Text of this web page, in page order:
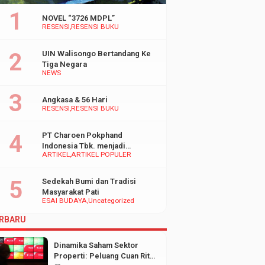
RESENSI RESENSI BUKU
NOVEL “3726 MDPL”
NEWS
UIN Walisongo Bertandang Ke
Tiga Negara
RESENSI RESENSI BUKU
Angkasa & 56 Hari
ARTIKELARTIKEL POPULER
PT Charoen Pokphand
Indonesia Tbk. menjadi
inspirasi Bagi UMKM di
ESAI BUDAYAUncategorized
Sedekah Bumi dan Tradisi
Masyarakat Pati
Dinamika Saham Sektor
Properti: Peluang Cuan Ritel